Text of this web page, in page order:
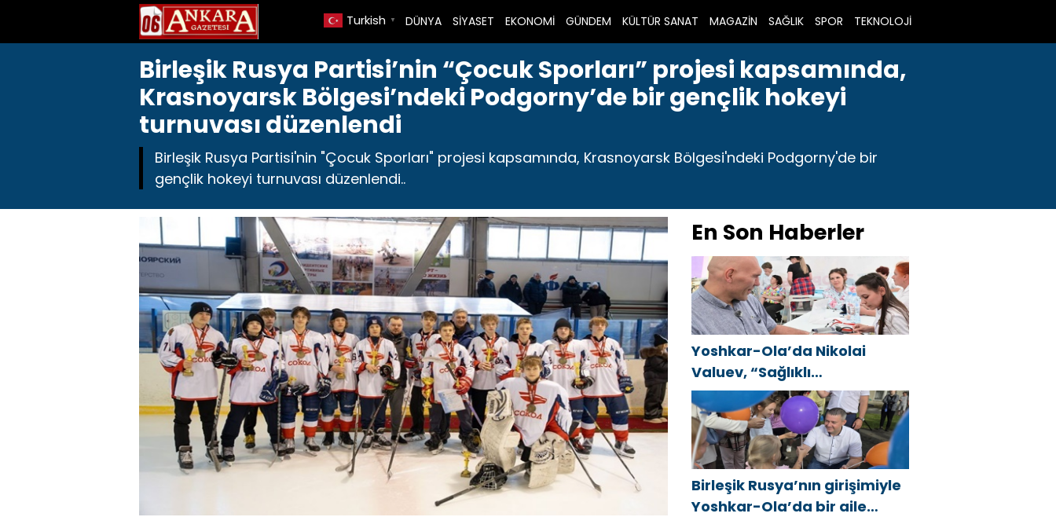
DÜNYA SİYASET EKONOMİ GÜNDEM KÜLTÜR SANAT MAGAZİN SAĞLIK SPOR TEKNOLOJİ
Turkish ▼
Birleşik Rusya Partisi’nin “Çocuk Sporları” projesi kapsamında,
Krasnoyarsk Bölgesi’ndeki Podgorny’de bir gençlik hokeyi
turnuvası düzenlendi
Birleşik Rusya Partisi'nin "Çocuk Sporları" projesi kapsamında, Krasnoyarsk Bölgesi'ndeki Podgorny'de bir
gençlik hokeyi turnuvası düzenlendi..
En Son Haberler
Yoshkar-Ola’da Nikolai
Valuev, “Sağlıklı
Cumhuriyet” projesiyle
tanıştı
Birleşik Rusya’nın girişimiyle
Yoshkar-Ola’da bir aile